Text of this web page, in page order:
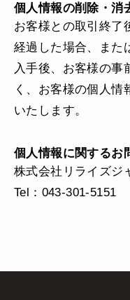
個人情報の削除・消
お客様との取引終了
経過した場合、また
入手後、お客様の事
く、お客様の個人情
いたします。
個人情報に関する
株式会社リライズ
Tel：043-301-5151